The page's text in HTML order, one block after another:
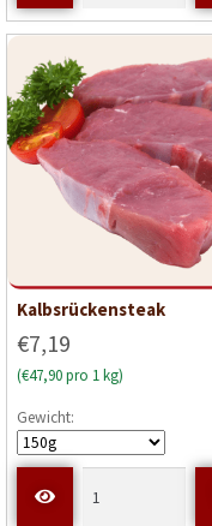
Kalbsrückensteak
€7,19
(€47,90 pro 1 kg)
Gewicht: